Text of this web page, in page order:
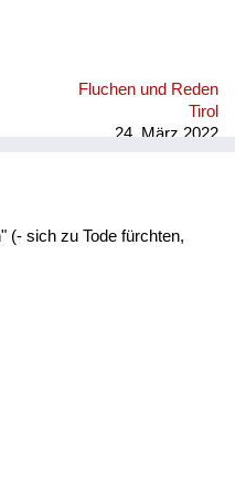
Fluchen und Reden
Tirol
24. März 2022
(- sich zu Tode fürchten,